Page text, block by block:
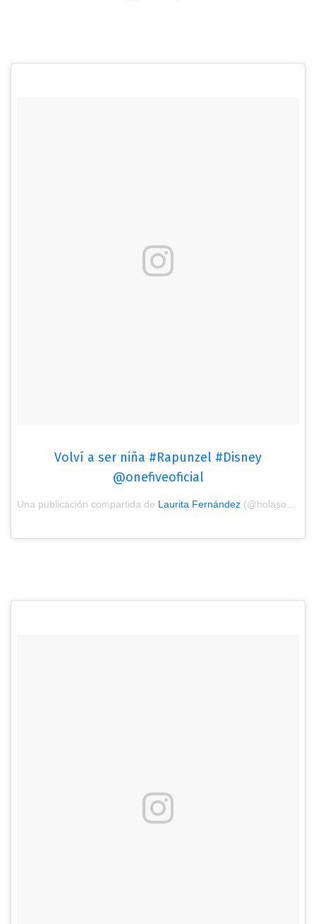
Volví a ser niña #Rapunzel #Disney
@onefiveoficial
Una publicación compartida de Laurita Fernández (@holasoylaurita) el